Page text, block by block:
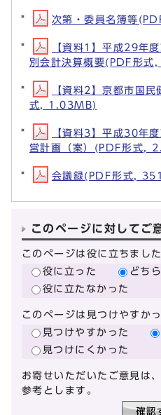
次第・委員名簿等
【資料1】平成29年
別会計決算概要(PDF形式
【資料2】京都市国
式, 1.03MB)
【資料3】平成30年
営計画（案）(PDF形式,
会議録(PDF形式,
このページに対してご
このページは役に立ちまし
役に立った
どち
役に立たなかった
このページは見つけやすか
見つけやすかった
見つけにくかった
お寄せいただいたご意見は
参考とします。